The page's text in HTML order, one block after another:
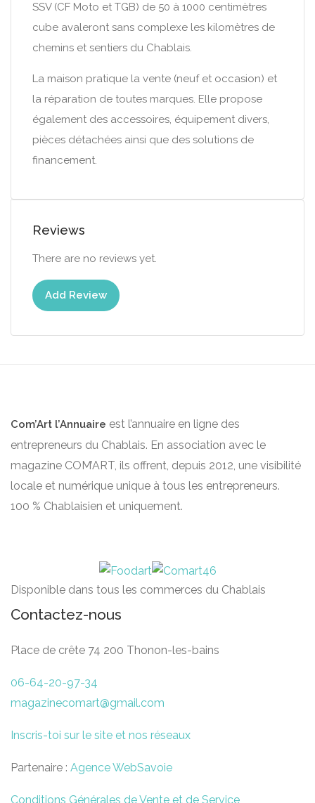
SSV (CF Moto et TGB) de 50 à 1000 centimètres
cube avaleront sans complexe les kilomètres de
chemins et sentiers du Chablais.
La maison pratique la vente (neuf et occasion) et
la réparation de toutes marques. Elle propose
également des accessoires, équipement divers,
pièces détachées ainsi que des solutions de
financement.
Reviews
There are no reviews yet.
Add Review
Com’Art l’Annuaire est l’annuaire en ligne des
entrepreneurs du Chablais. En association avec le
magazine COM’ART, ils offrent, depuis 2012, une visibilité
locale et numérique unique à tous les entrepreneurs.
100 % Chablaisien et uniquement.
Disponible dans tous les commerces du Chablais
Contactez-nous
Place de crête 74 200 Thonon-les-bains
06-64-20-97-34
magazinecomart@gmail.com
Inscris-toi sur le site et nos réseaux
Partenaire : Agence WebSavoie
Conditions Générales de Vente et de Service